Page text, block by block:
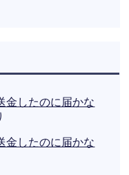
金したのに届かな
金したのに届かな